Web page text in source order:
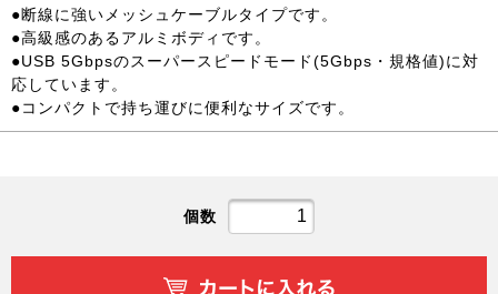
●断線に強いメッシュケーブルタイプです。
●高級感のあるアルミボディです。
●USB 5Gbpsのスーパースピードモード(5Gbps・規格値)に対
応しています。
●コンパクトで持ち運びに便利なサイズです。
個数